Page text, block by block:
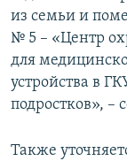
из семьи и
№ 5 – «Центр
для
устройства в
подростков», –
Также